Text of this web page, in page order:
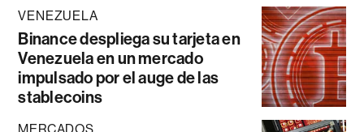
VENEZUELA
Binance despliega su tarjeta en
Venezuela en un mercado
impulsado por el auge de las
stablecoins